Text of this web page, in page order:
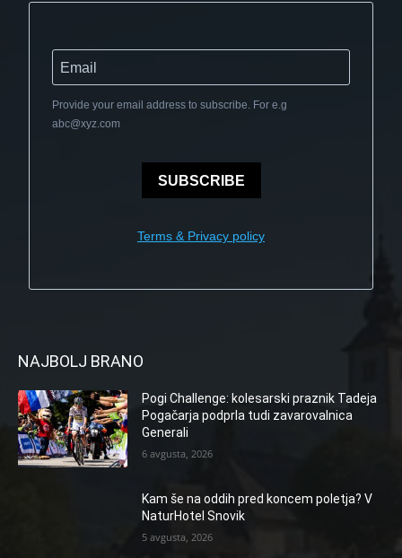
Provide your email address to subscribe. For e.g
abc@xyz.com
SUBSCRIBE
Terms & Privacy policy
NAJBOLJ BRANO
Pogi Challenge: kolesarski praznik Tadeja
Pogačarja podprla tudi zavarovalnica
Generali
6 avgusta, 2026
Kam še na oddih pred koncem poletja? V
NaturHotel Snovik
5 avgusta, 2026